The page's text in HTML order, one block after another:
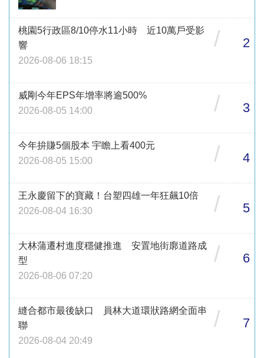
桃園5行政區8/10停水11小時 近10萬戶受影
響
2026-08-06 18:15
/ 2
威剛今年EPS年增率將逾500%
2026-08-05 14:00
/ 3
今年拚賺5個股本 宇瞻上看400元
2026-08-05 15:00
/ 4
王永慶留下的寶藏！台塑四雄一年狂飆10倍
2026-08-04 16:30
/ 5
大林蒲遷村進度穩健推進 安置地街廓道路成
型
2026-08-06 07:20
/ 6
縫合都市最後缺口 員林大道環狀路網全面串
聯
2026-08-04 20:49
/ 7